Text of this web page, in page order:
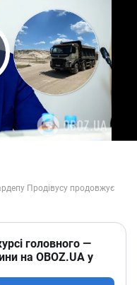
Video
головного —
на OBOZ.UA у